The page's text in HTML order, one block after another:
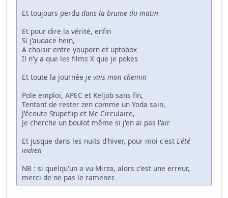
Et toujours perdu dans la brume du matin
Et pour dire la vérité, enfin
Si j'audace hein,
A choisir entre youporn et uptobox
Il n'y a que les films X que je pokes
Et toute la journée je vais mon chemin
Pole emploi, APEC et Keljob sans fin,
Tentant de rester zen comme un Yoda sain,
J'écoute Stupeflip et Mc Circulaire,
Je cherche un boulot même si j'en ai pas l'air
Et jusque dans les nuits d'hiver, pour moi c'est L'été
indien
NB : si quelqu'un a vu Mirza, alors c'est une erreur,
merci de ne pas le ramener.